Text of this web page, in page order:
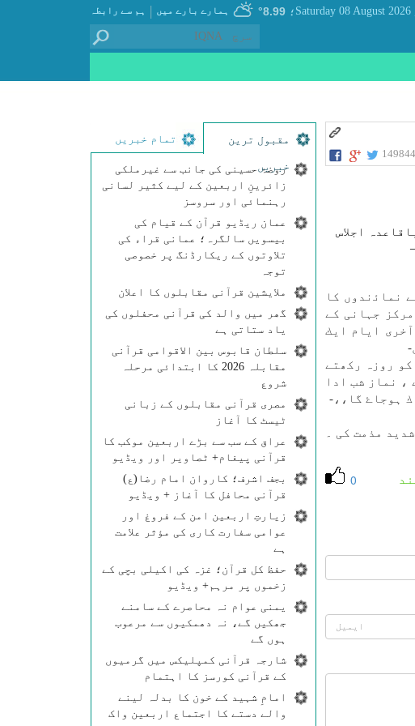
ہم سے رابطہ | ہمارے بارے میں ؛ 8.99°
مقبول ترین
خبریں
تمام خبریں
روضۂ حسینی کی جانب سے غیرملکی
زائرینِ اربعین کے لیے کثیر لسانی
رہنمائی اور سروسز
عمان ریڈیو قرآن کے قیام کی
بیسویں سالگرہ؛ عمانی قراء کی
تلاوتوں کے ریکارڈنگ پر خصوصی
توجہ
ملایشین قرآنی مقابلوں کا اعلان
گھر میں والد کی قرآنی محفلوں کی
یاد ستاتی ہے
سلطان قابوس بین الاقوامی قرآنی
مقابلہ 2026 کا ابتدائی مرحلہ
شروع
مصری قرآنی مقابلوں کے زبانی
ٹیسٹ کا آغاز
عراق کے سب سے بڑے اربعین موکب کا
قرآنی پیغام+ ٹصاویر اور ویڈیو
بجف اشرف؛ کاروان امام رضا(ع)
قرآنی محافل کا آغاز + ویڈیو
زیارتِ اربعین امن کے فروغ اور
عوامی سفارت کاری کی مؤثر علامت
ہے
حفظ کل قرآن؛ غزہ کی اکیلی بچی کے
زخموں پر مرہم+ ویڈیو
یمنی عوام نہ محاصرے کے سامنے
جھکیں گے، نہ دھمکیوں سے مرعوب
ہوں گے
شارجہ قرآنی کمپلیکس میں گرمیوں
کے قرآنی کورسز کا اہتمام
امامِ شہید کے خون کا بدلہ لینے
والے دستے کا اجتماع اربعین واک
اجلاس
نماﺋندوں كا
مركز جہانی كے
ايام ايك
روزہ ركھتے
میں روزہ ركھے ، نماز شب ادا
ہوجاۓ گا،،-
كی شديد مذمت كی ۔
0